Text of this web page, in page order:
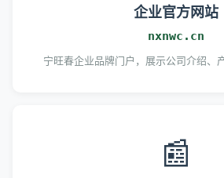
企业官方网站
nxnwc.cn
宁旺春企业品牌门户，展示公司介绍、
📰